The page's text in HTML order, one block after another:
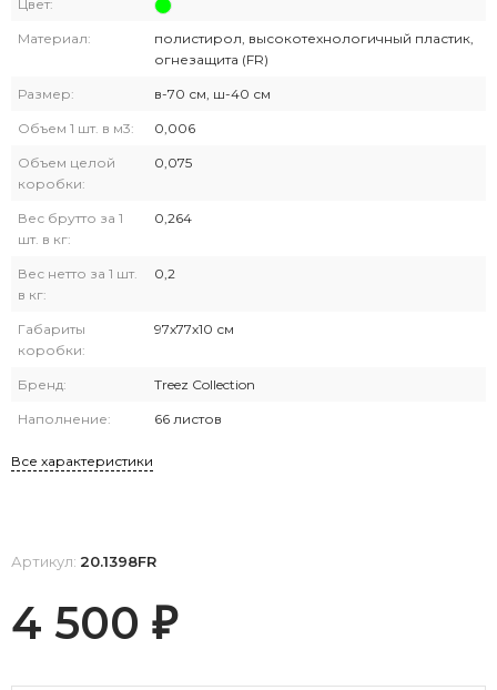
Цвет:
Материал:
полистирол, высокотехнологичный пластик,
огнезащита (FR)
Размер: в-70 см, ш-40 см
Объем 1 шт. в м3: 0,006
Объем целой
коробки:
0,075
Вес брутто за 1
шт. в кг:
0,264
Вес нетто за 1 шт.
в кг:
0,2
Габариты
коробки:
97х77х10 см
Бренд: Treez Collection
Наполнение: 66 листов
Все характеристики
Артикул: 20.1398FR
4 500 ₽